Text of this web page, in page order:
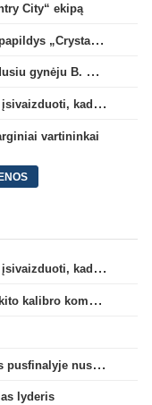
City“ ekipą
Ilgametis „Arsenal“ žaidėjas T. Tomiyasu papildys „Crystal Palace“ ekipą
„Atalanta“ atsisveikino su dešimtmetį žaidusiu gynėju B. Djimsiti
M. Capanas: „Prieš pusmetį negalėjau net įsivaizduoti, kad žaisime prieš „Hajduk“
vartininkai
M. Capanas: „Prieš pusmetį negalėjau net įsivaizduoti, kad žaisime prieš „Hajduk“
A. Skerla prieš dvikovą su „Hajduk“: „Tai kito kalibro komanda“
Persvaros neišsaugojusi „Gintra“ atrankos pusfinalyje nusileido Škotijos čempionėms
lyderis